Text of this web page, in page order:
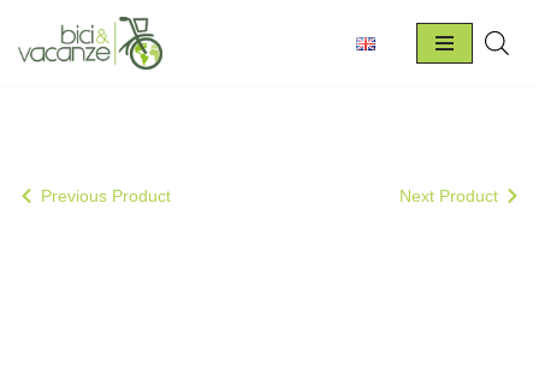
Vai
Previous Product Next Product